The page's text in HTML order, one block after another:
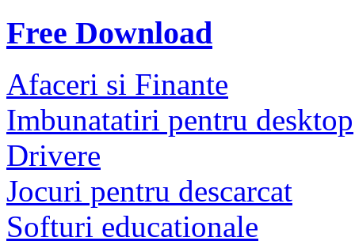
Free Download
Afaceri si Finante
Imbunatatiri pentru desktop
Drivere
Jocuri pentru descarcat
Softuri educationale